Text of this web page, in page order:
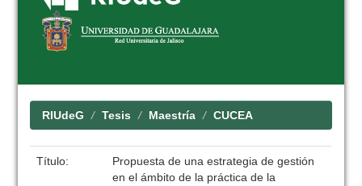
RIUdeG Tesis Maestría CUCEA
Título:
Propuesta de una estrategia de gestión
en el ámbito de la práctica de la